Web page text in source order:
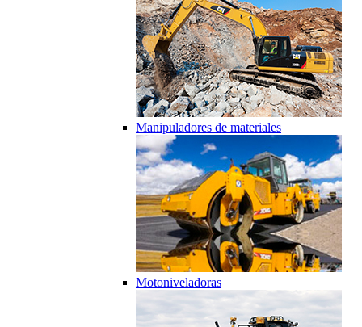
Manipuladores de materiales
Motoniveladoras